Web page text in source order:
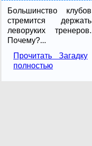
Большинство клубов
стремится держать
леворуких тренеров.
Почему?...
Прочитать Загадку
полностью